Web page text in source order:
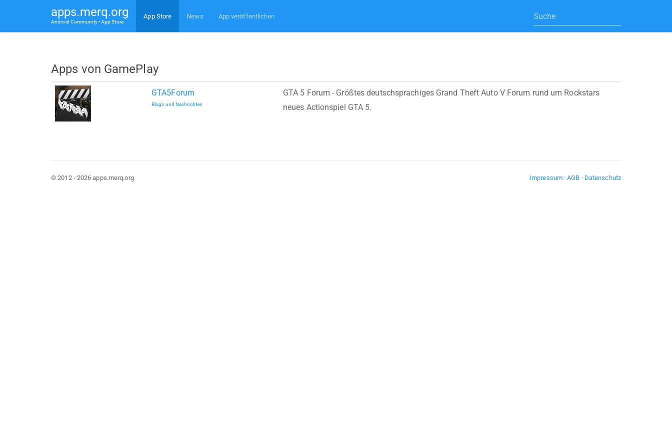
apps.merq.org
Android Community • App Store
App Store News App veröffentlichen
Apps von GamePlay
GTA5Forum
Blogs und Nachrichten
GTA 5 Forum - Größtes deutschsprachiges Grand Theft Auto V Forum rund um Rockstars
neues Actionspiel GTA 5.
Impressum·AGB · Datenschutz
© 2012 - 2026 apps.merq.org